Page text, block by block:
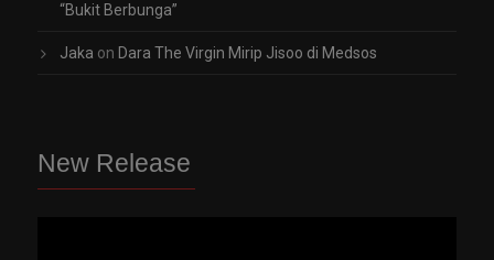
“Bukit Berbunga”
Jaka on Dara The Virgin Mirip Jisoo di Medsos
New Release